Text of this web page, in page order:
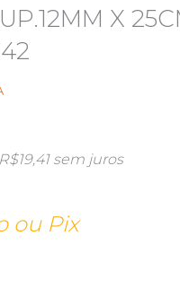
X
R$19,41sem juros
ou Pix